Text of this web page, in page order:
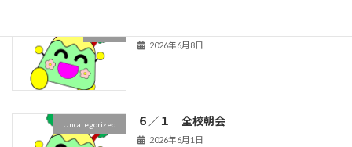
2026年6月8日
Uncategorized ６／１ 全校朝会
2026年6月1日